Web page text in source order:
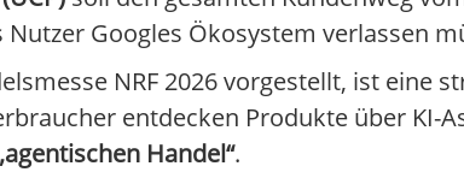
Googles Ökosystem verlassen
NRF 2026 vorgestellt, ist eine
entdecken Produkte über KI-
Handel“.